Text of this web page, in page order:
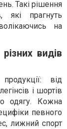
Такі рішення
які прагнуть
на
видів
від
і шортів
одягу. Кожна
певного
лижний спорт